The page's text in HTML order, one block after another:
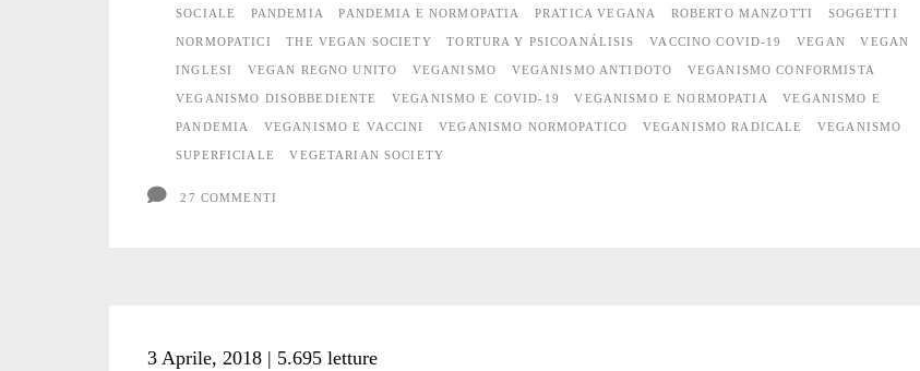
antidoto
alla
normopatia
SOCIALE PANDEMIA PANDEMIA E NORMOPATIA PRATICA VEGANA ROBERTO MANZOTTI SOGGETTI
NORMOPATICI THE VEGAN SOCIETY TORTURA Y PSICOANÁLISIS VACCINO COVID-19 VEGAN VEGAN
INGLESI VEGAN REGNO UNITO VEGANISMO VEGANISMO ANTIDOTO VEGANISMO CONFORMISTA
VEGANISMO DISOBBEDIENTE VEGANISMO E COVID-19 VEGANISMO E NORMOPATIA VEGANISMO E
PANDEMIA VEGANISMO E VACCINI VEGANISMO NORMOPATICO VEGANISMO RADICALE VEGANISMO
SUPERFICIALE VEGETARIAN SOCIETY
27 COMMENTI
3 Aprile, 2018 | 5.695 letture